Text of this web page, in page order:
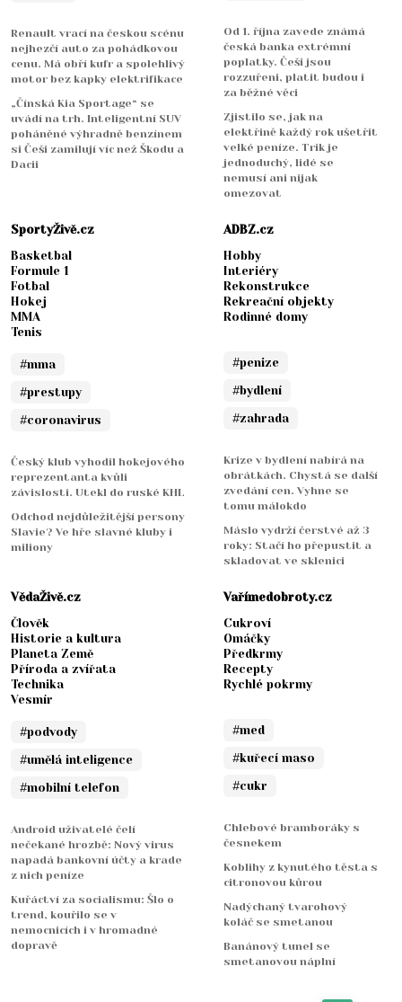
Renault vrací na českou scénu
nejhezčí auto za pohádkovou
cenu. Má obří kufr a spolehlivý
motor bez kapky elektrifikace
„Čínská Kia Sportage“ se
uvádí na trh. Inteligentní SUV
poháněné výhradně benzínem
si Češi zamilují víc než Škodu a
Dacii
Od 1. října zavede známá
česká banka extrémní
poplatky. Češi jsou
rozzuřeni, platit budou i
za běžné věci
Zjistilo se, jak na
elektřině každý rok ušetřit
velké peníze. Trik je
jednoduchý, lidé se
nemusí ani nijak
omezovat
SportyŽivě.cz
Basketbal
Formule 1
Fotbal
Hokej
MMA
Tenis
#mma
#prestupy
#coronavirus
Český klub vyhodil hokejového
reprezentanta kvůli
závislosti. Utekl do ruské KHL
Odchod nejdůležitější persony
Slavie? Ve hře slavné kluby i
miliony
ADBZ.cz
Hobby
Interiéry
Rekonstrukce
Rekreační objekty
Rodinné domy
#penize
#bydlení
#zahrada
Krize v bydlení nabírá na
obrátkách. Chystá se další
zvedání cen. Vyhne se
tomu málokdo
Máslo vydrží čerstvé až 3
roky: Stačí ho přepustit a
skladovat ve sklenici
VědaŽivě.cz
Člověk
Historie a kultura
Planeta Země
Příroda a zvířata
Technika
Vesmír
#podvody
#umělá inteligence
#mobilní telefon
Android uživatelé čelí
nečekané hrozbě: Nový virus
napadá bankovní účty a krade
z nich peníze
Kuřáctví za socialismu: Šlo o
trend, kouřilo se v
nemocnicích i v hromadné
dopravě
Vařímedobroty.cz
Cukroví
Omáčky
Předkrmy
Recepty
Rychlé pokrmy
#med
#kuřecí maso
#cukr
Chlebové bramboráky s
česnekem
Koblihy z kynutého těsta s
citronovou kůrou
Nadýchaný tvarohový
koláč se smetanou
Banánový tunel se
smetanovou náplní